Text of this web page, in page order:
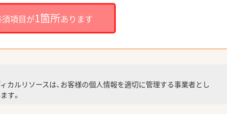
項目が1箇所あります
カルリソースは、お客様の個人情報を適切に管理する事業者とし
す。